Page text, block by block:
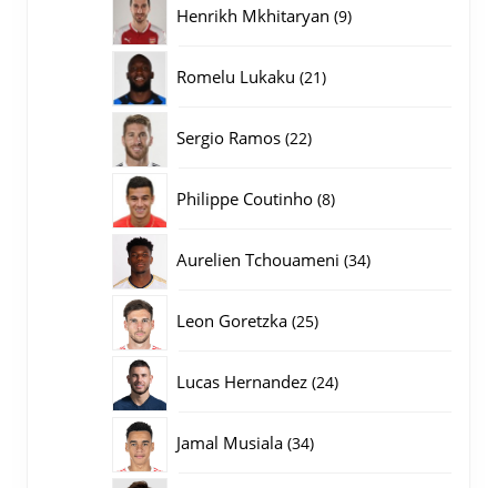
Henrikh Mkhitaryan 99
Romelu Lukaku 2121
Sergio Ramos 2222
Philippe Coutinho 88
Aurelien Tchouameni 3434
Leon Goretzka 2525
Lucas Hernandez 2424
Jamal Musiala 3434